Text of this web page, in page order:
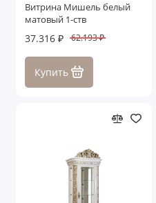
Витрина Мишель белый
матовый 1-ств
37.316 ₽ 62.193 ₽
Купить